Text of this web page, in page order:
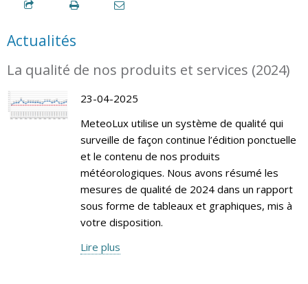
Actualités
La qualité de nos produits et services (2024)
23-04-2025
MeteoLux utilise un système de qualité qui
surveille de façon continue l’édition ponctuelle
et le contenu de nos produits
météorologiques. Nous avons résumé les
mesures de qualité de 2024 dans un rapport
sous forme de tableaux et graphiques, mis à
votre disposition.
Lire plus